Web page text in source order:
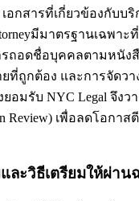
อกสารที่เกี่ยวข้องกับบริ
มีมาตรฐานเฉพา
ถอดชื่อบุคคลตามหนังสื
ที่ถูกต้อง และการจัดวา
อมรับ NYC Legal จึงว
Review) เพื่อลดโอกา
ละวิธีเตรียมให้ผ่าน